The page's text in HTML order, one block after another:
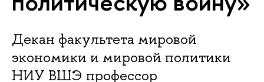
Декан факультета мировой
экономики и мировой политики
НИУ ВШЭ профессор